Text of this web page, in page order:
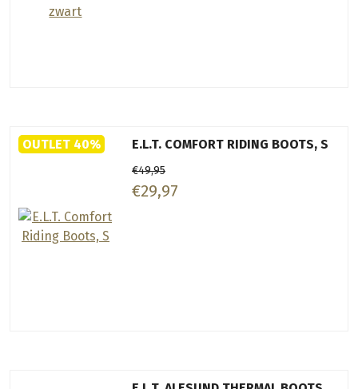
OUTLET 40% E.L.T. COMFORT RIDING BOOTS, S
€49,95
€29,97